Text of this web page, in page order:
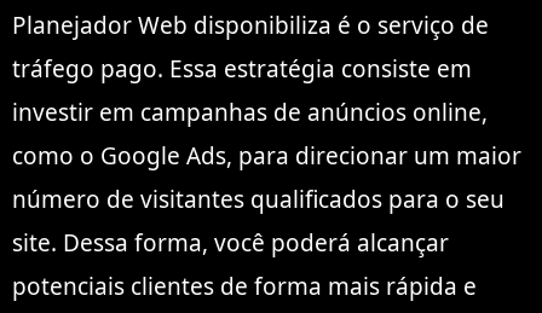
Planejador Web disponibiliza é o serviço de
tráfego pago. Essa estratégia consiste em
investir em campanhas de anúncios online,
como o Google Ads, para direcionar um maior
número de visitantes qualificados para o seu
site. Dessa forma, você poderá alcançar
potenciais clientes de forma mais rápida e